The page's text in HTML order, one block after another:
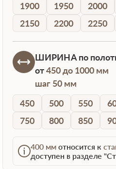
1900
1950 2000
2150
2200 2250
ШИРИНАпо
от450 до 1000 мм
шаг 50 мм
450
500 550
750
800 850
400 мм относится к
доступен в разделе